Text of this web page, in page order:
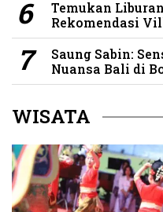
Temukan
Rekomendasi
Saung Sabin:
Nuansa Bali di
WISATA